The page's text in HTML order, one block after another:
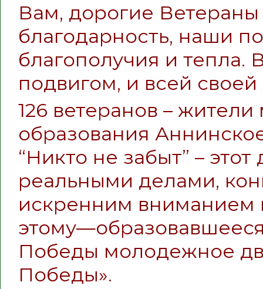
Вам, дорогие
благодарность, наши
благополучия и тепла.
подвигом, и всей
126 ветеранов –
образования
“Никто не забыт” –
реальными делами,
искренним вниманием
Победы молодежное
Победы».